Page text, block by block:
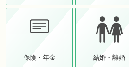
保険・年金 結婚・離婚